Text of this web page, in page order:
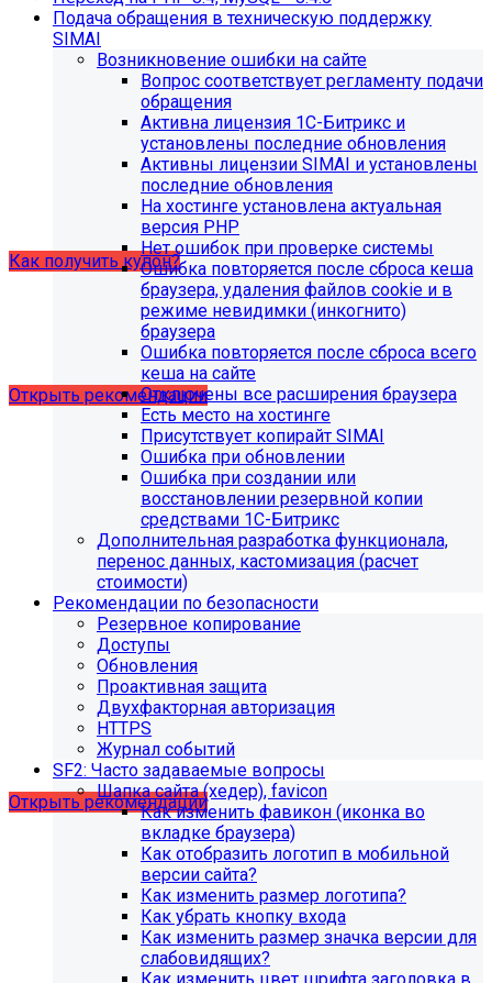
В связи с новыми требованиями Приказа 1493
Рособнадзора нами были внесены изменения в
поставку готовых решений для образовательных
Теперь в сборку готовых решений для образовательных
организаций входит модуль SIMAI-SF4: Сведения об
образовательной организации (simai.sveden). Для
корректной работы модуля необходимо активировать
Как получить купон?
Что делать, если на хостинге не
хватает места?
Открыть рекомендации
Рекомендации по безопасности
сайта
Открыть рекомендации
Подача обращения в техническую поддержку
SIMAI
Возникновение ошибки на сайте
Вопрос соответствует регламенту подачи
обращения
Активна лицензия 1С-Битрикс и
установлены последние обновления
Активны лицензии SIMAI и установлены
последние обновления
На хостинге установлена актуальная
версия PHP
Нет ошибок при проверке системы
Ошибка повторяется после сброса кеша
браузера, удаления файлов cookie и в
режиме невидимки (инкогнито)
браузера
Ошибка повторяется после сброса всего
кеша на сайте
Отключены все расширения браузера
Есть место на хостинге
Присутствует копирайт SIMAI
Ошибка при обновлении
Ошибка при создании или
восстановлении резервной копии
средствами 1С-Битрикс
Дополнительная разработка функционала,
перенос данных, кастомизация (расчет
стоимости)
Рекомендации по безопасности
Резервное копирование
Доступы
Обновления
Проактивная защита
Двухфакторная авторизация
HTTPS
Журнал событий
SF2: Часто задаваемые вопросы
Шапка сайта (хедер), favicon
Как изменить фавикон (иконка во
вкладке браузера)
Как отобразить логотип в мобильной
версии сайта?
Как изменить размер логотипа?
Как убрать кнопку входа
Как изменить размер значка версии для
слабовидящих?